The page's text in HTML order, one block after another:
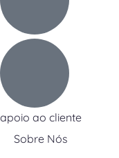
apoio ao cliente
Sobre Nós